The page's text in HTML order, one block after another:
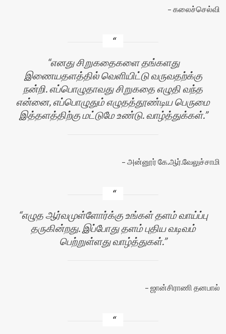
கலைச்செல்வி
எனது சிறுகதைகளை தங்களது
இணையதளத்தில் வெளியிட்டு வருவதற்க்கு
நன்றி. எப்பொழுதாவது சிறுகதை எழுதி வந்த
என்னை, எப்பொழுதும் எழுதத்தூண்டிய பெருமை
இத்தளத்திற்கு மட்டுமே உண்டு. வாழ்த்துக்கள்.
அன்னூர் கே.ஆர்.வேலுச்சாமி
எழுத ஆர்வமுள்ளோர்க்கு உங்கள் தளம் வாய்ப்பு
தருகின்றது. இப்போது தளம் புதிய வடிவம்
பெற்றுள்ளது வாழ்த்துகள்.
ஜான்சிராணி தனபால்